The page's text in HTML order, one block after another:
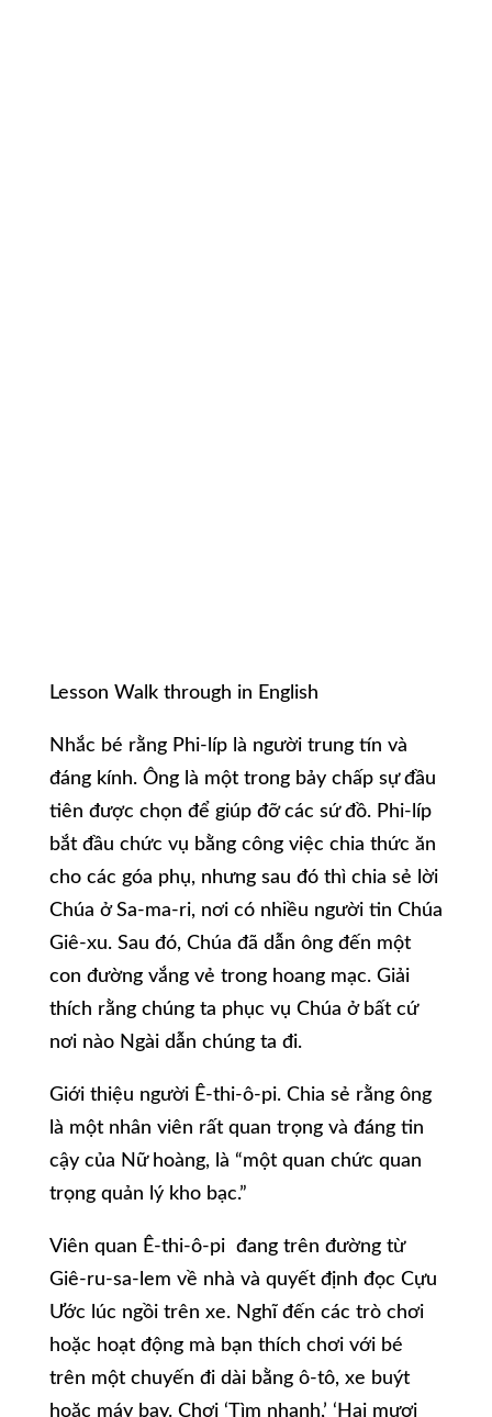
Lesson Walk through in English
Nhắc bé rằng Phi-líp là người trung tín và
đáng kính. Ông là một trong bảy chấp sự đầu
tiên được chọn để giúp đỡ các sứ đồ. Phi-líp
bắt đầu chức vụ bằng công việc chia thức ăn
cho các góa phụ, nhưng sau đó thì chia sẻ lời
Chúa ở Sa-ma-ri, nơi có nhiều người tin Chúa
Giê-xu. Sau đó, Chúa đã dẫn ông đến một
con đường vắng vẻ trong hoang mạc. Giải
thích rằng chúng ta phục vụ Chúa ở bất cứ
nơi nào Ngài dẫn chúng ta đi.
Giới thiệu người Ê-thi-ô-pi. Chia sẻ rằng ông
là một nhân viên rất quan trọng và đáng tin
cậy của Nữ hoàng, là “một quan chức quan
trọng quản lý kho bạc.”
Viên quan Ê-thi-ô-pi đang trên đường từ
Giê-ru-sa-lem về nhà và quyết định đọc Cựu
Ước lúc ngồi trên xe. Nghĩ đến các trò chơi
hoặc hoạt động mà bạn thích chơi với bé
trên một chuyến đi dài bằng ô-tô, xe buýt
hoặc máy bay. Chơi ‘Tìm nhanh,’ ‘Hai mươi